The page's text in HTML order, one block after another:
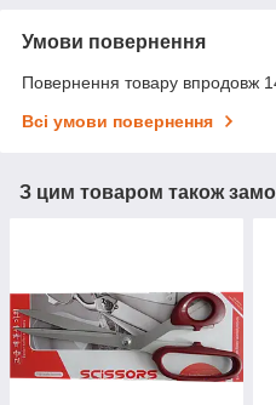
Умови повернення
Повернення товару впродовж
Всі умови повернення
З цим товаром також